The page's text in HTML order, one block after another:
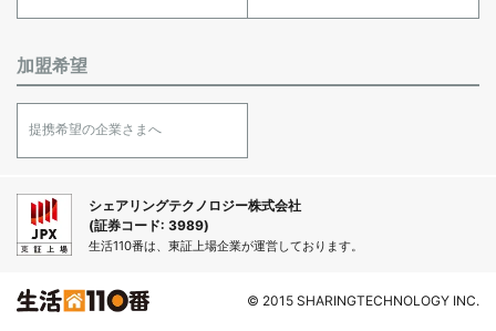
加盟希望
提携希望の企業さまへ
シェアリングテクノロジー株式会社
(証券コード: 3989)
生活110番は、東証上場企業が運営しております。
© 2015 SHARINGTECHNOLOGY INC.